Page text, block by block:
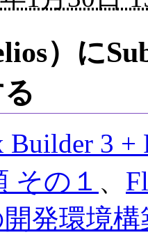
）に
Builder 3 +
その１ 、
開発環境